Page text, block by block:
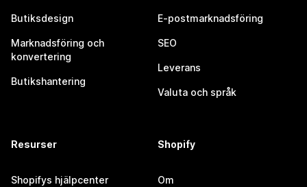
Butiksdesign
Marknadsföring och
konvertering
Butikshantering
E-postmarknadsföring
SEO
Leverans
Valuta och språk
Resurser
Shopifys hjälpcenter
Shopify
Om